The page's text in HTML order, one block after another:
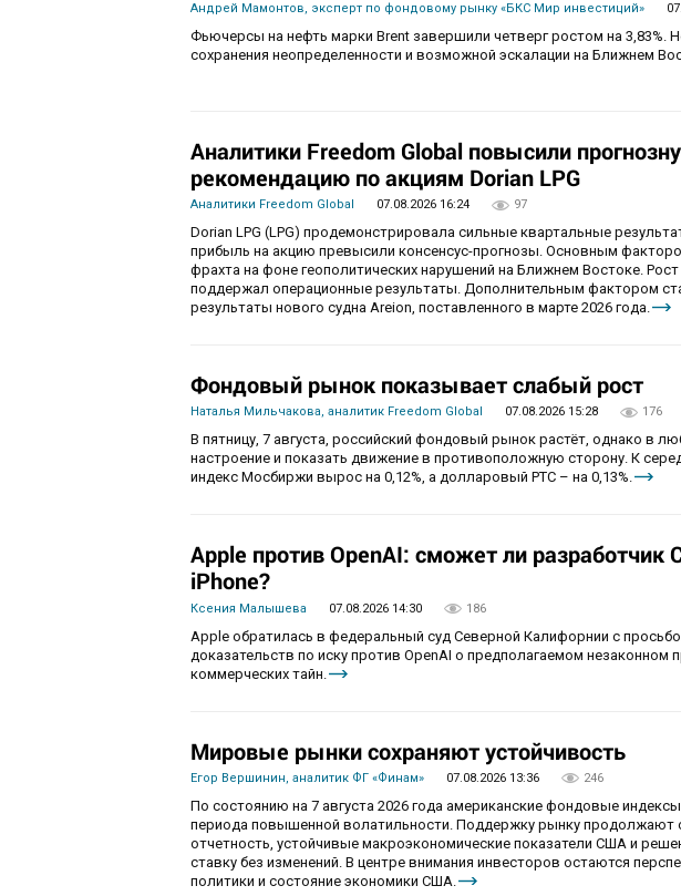
Андрей Мамонтов, эксперт по фондовому рынку «БКС Мир инвестиций»
Фьючерсы на нефть марки Brent завершили четверг ростом на 3,83%.
сохранения неопределенности и возможной эскалации на Ближнем
Аналитики Freedom Global повысили
рекомендацию по акциям Dorian LPG
Аналитики Freedom Global 07.08.2026 16:24 97
Dorian LPG (LPG) продемонстрировала сильные квартальные
прибыль на акцию превысили консенсус-прогнозы. Основным
фрахта на фоне геополитических нарушений на Ближнем Востоке.
поддержал операционные результаты. Дополнительным фактором
результаты нового судна Areion, поставленного в марте 2026 года.
Фондовый рынок показывает слабый рост
Наталья Мильчакова, аналитик Freedom Global 07.08.2026 15:28 176
В пятницу, 7 августа, российский фондовый рынок растёт, однако в
настроение и показать движение в противоположную сторону. К
индекс Мосбиржи вырос на 0,12%, а долларовый РТС – на 0,13%.
Apple против OpenAI: сможет ли разработчик
iPhone?
Ксения Малышева 07.08.2026 14:30 186
Apple обратилась в федеральный суд Северной Калифорнии с
доказательств по иску против OpenAI о предполагаемом незаконном
коммерческих тайн.
Мировые рынки сохраняют устойчивость
Егор Вершинин, аналитик ФГ «Финам» 07.08.2026 13:36 246
По состоянию на 7 августа 2026 года американские фондовые
периода повышенной волатильности. Поддержку рынку продолжают
отчетность, устойчивые макроэкономические показатели США и
ставку без изменений. В центре внимания инвесторов остаются
политики и состояние экономики США.